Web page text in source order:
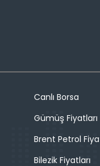
Canlı Borsa
Gümüş Fiyatları
Brent Petrol
Bilezik Fiyatları